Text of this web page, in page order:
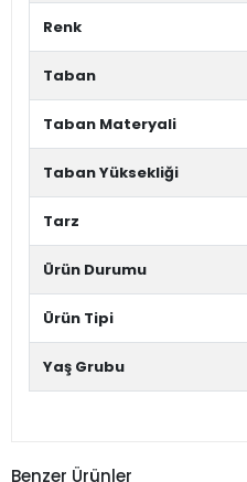
Renk
Taban
Taban Materyali
Taban Yüksekliği
Tarz
Ürün Durumu
Ürün Tipi
Yaş Grubu
Benzer Ürünler